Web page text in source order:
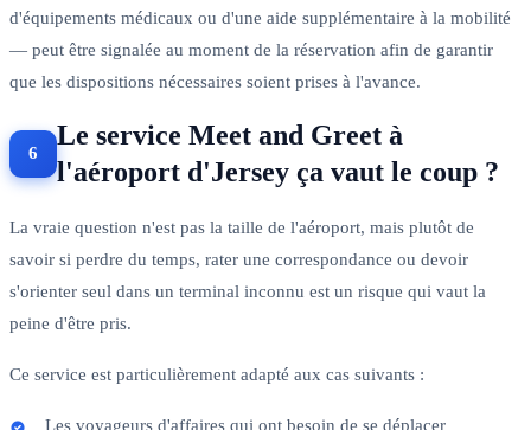
d'équipements médicaux ou d'une aide supplémentaire à la mobilité
— peut être signalée au moment de la réservation afin de garantir
que les dispositions nécessaires soient prises à l'avance.
Le service Meet and Greet à
l'aéroport d'Jersey ça vaut le coup ?
La vraie question n'est pas la taille de l'aéroport, mais plutôt de
savoir si perdre du temps, rater une correspondance ou devoir
s'orienter seul dans un terminal inconnu est un risque qui vaut la
peine d'être pris.
Ce service est particulièrement adapté aux cas suivants :
Les voyageurs d'affaires qui ont besoin de se déplacer